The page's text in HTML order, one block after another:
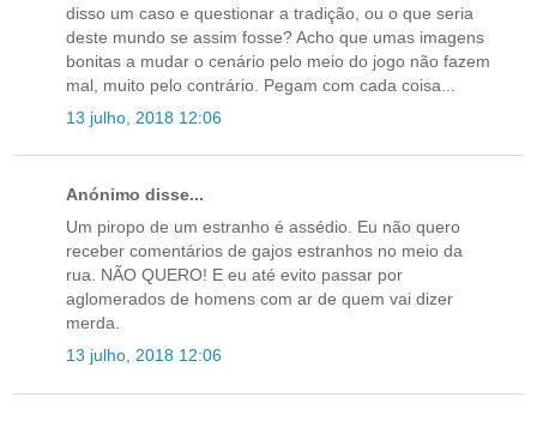
disso um caso e questionar a tradição, ou o que seria
deste mundo se assim fosse? Acho que umas imagens
bonitas a mudar o cenário pelo meio do jogo não fazem
mal, muito pelo contrário. Pegam com cada coisa...
13 julho, 2018 12:06
Anónimo disse...
Um piropo de um estranho é assédio. Eu não quero
receber comentários de gajos estranhos no meio da
rua. NÃO QUERO! E eu até evito passar por
aglomerados de homens com ar de quem vai dizer
merda.
13 julho, 2018 12:06